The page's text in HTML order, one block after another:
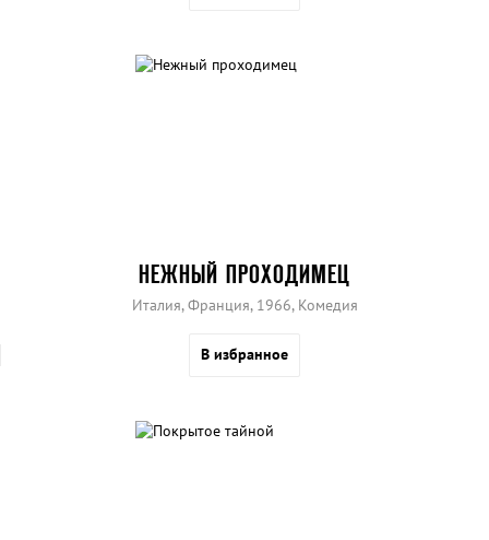
НЕЖНЫЙ ПРОХОДИМЕЦ
Италия, Франция, 1966, Комедия
В избранное